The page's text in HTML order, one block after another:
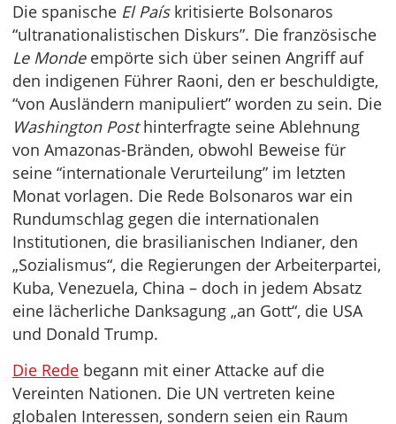
Die spanische El Paískritisierte Bolsonaros
“ultranationalistischen Diskurs”. Die französische
Le Mondeempörte sich über seinen Angriff auf
den indigenen Führer Raoni, den er beschuldigte,
“von Ausländern manipuliert” worden zu sein. Die
Washington Posthinterfragte seine Ablehnung
von Amazonas-Bränden, obwohl Beweise für
seine “internationale Verurteilung” im letzten
Monat vorlagen. Die Rede Bolsonaros war ein
Rundumschlag gegen die internationalen
Institutionen, die brasilianischen Indianer, den
„Sozialismus“, die Regierungen der Arbeiterpartei,
Kuba, Venezuela, China – doch in jedem Absatz
eine lächerliche Danksagung „an Gott“, die USA
und Donald Trump.
Die Rede begann mit einer Attacke auf die
Vereinten Nationen. Die UN vertreten keine
globalen Interessen, sondern seien ein Raum